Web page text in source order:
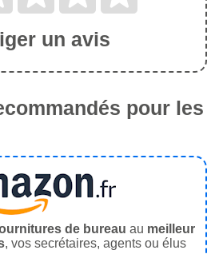
un avis
pour les
de bureau au meilleur
, vos secrétaires, agents ou élus